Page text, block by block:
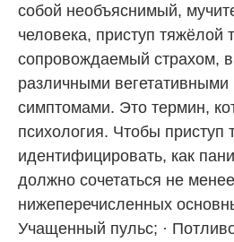
собой необъяснимый,
человека, приступ тяжёлой
сопровождаемый страхом, в
различными вегетативными
симптомами. Это термин,
психология. Чтобы
идентифицировать, как
должно сочетаться не
нижеперечисленных
Учащенный пульс; ·